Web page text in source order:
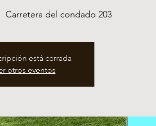
Carretera del condado 203
está cerrada
otros eventos